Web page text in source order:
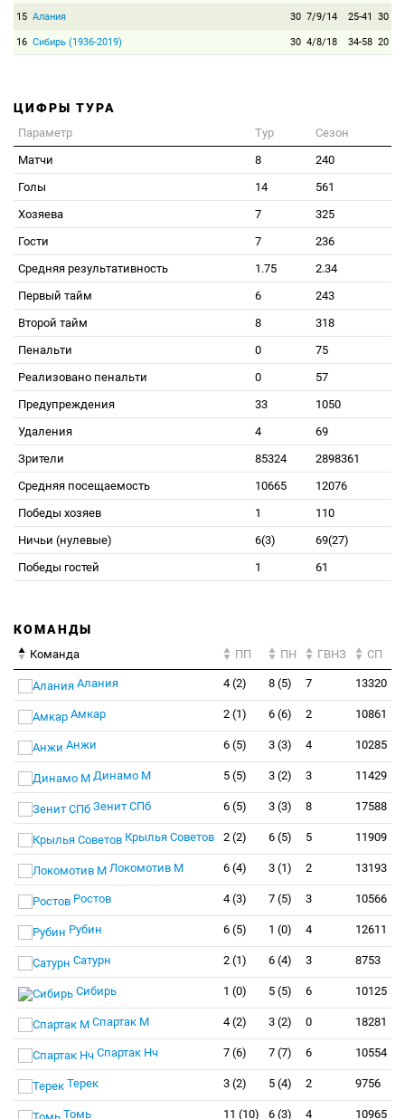
15 Алания 30 7/9/14 25-41 30
16 Сибирь (1936-2019) 30 4/8/18 34-58 20
ЦИФРЫ ТУРА
Параметр Тур
Сезон
Матчи
8
240
Голы
14
561
Хозяева
7
325
Гости
7
236
Средняя результативность
1.75
2.34
Первый тайм
6
243
Второй тайм
8
318
Пенальти
0
75
Реализовано пенальти
0
57
Предупреждения
33
1050
Удаления
4
69
Зрители
85324
2898361
Средняя посещаемость
10665
12076
Победы хозяев
1
110
Ничьи (нулевые)
6(3)
69(27)
Победы гостей
1 61
КОМАНДЫ
Команда ПП ПН ГВНЗ СП
Алания 4 (2) 8 (5) 7 13320
Амкар 2 (1) 6 (6) 2 10861
Анжи 6 (5) 3 (3) 4 10285
Динамо М 5 (5) 3 (2) 3 11429
Зенит СПб 6 (5) 3 (3) 8 17588
Крылья Советов 2 (2) 6 (5) 5 11909
Локомотив М 6 (4) 3 (1) 2 13193
Ростов 4 (3) 7 (5) 3 10566
Рубин 6 (5) 1 (0) 4 12611
Сатурн 2 (1) 6 (4) 3 8753
Сибирь 1 (0) 5 (5) 6 10125
Спартак М 4 (2) 3 (2) 0 18281
Спартак Нч 7 (6) 7 (7) 6 10554
Терек 3 (2) 5 (4) 2 9756
Томь 11 (10) 6 (3) 4 10965